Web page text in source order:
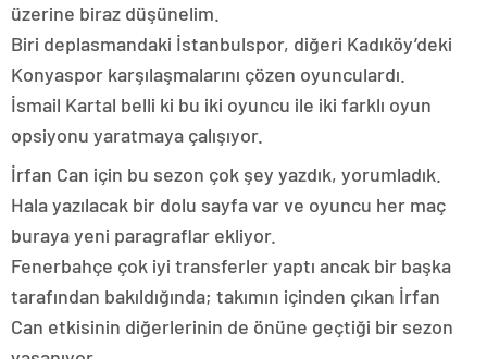
üzerine biraz düşünelim.
Biri deplasmandaki İstanbulspor, diğeri Kadıköy’deki
Konyaspor karşılaşmalarını çözen oyunculardı.
İsmail Kartal belli ki bu iki oyuncu ile iki farklı oyun
opsiyonu yaratmaya çalışıyor.
İrfan Can için bu sezon çok şey yazdık, yorumladık.
Hala yazılacak bir dolu sayfa var ve oyuncu her maç
buraya yeni paragraflar ekliyor.
Fenerbahçe çok iyi transferler yaptı ancak bir başka
tarafından bakıldığında; takımın içinden çıkan İrfan
Can etkisinin diğerlerinin de önüne geçtiği bir sezon